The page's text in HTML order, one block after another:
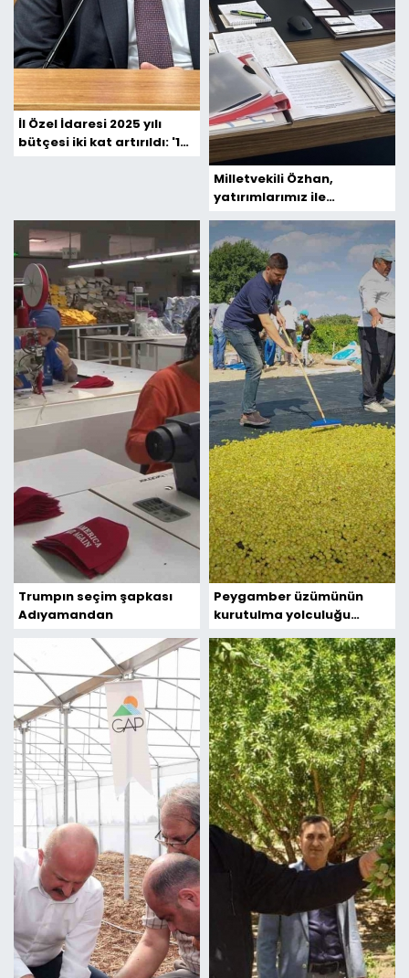
İl Özel İdaresi 2025 yılı
bütçesi iki kat artırıldı: '1
Milletvekili Özhan,
yatırımlarımız ile
Trumpın seçim şapkası
Adıyamandan
Peygamber üzümünün
kurutulma yolculuğu